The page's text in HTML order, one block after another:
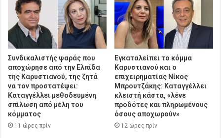
Συνδικαλιστής ψαράς που
αποχώρησε από την Ελπίδα
της Καρυστιανού, της ζητά
να τον προστατέψει:
Καταγγέλλει μεθοδευμένη
σπίλωση από μέλη του
κόμματος
11 ώρες πρίν
Εγκαταλείπει το κόμμα
Καρυστιανού και ο
επιχειρηματίας Νίκος
Μπρουτζάκης: Καταγγέλλει
κλειστή κάστα, «λένε
προδότες και πληρωμένους
όσους αποχωρούν»
12 ώρες πρίν